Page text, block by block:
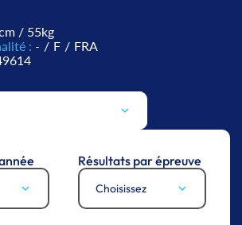
/ 55kg
: - / F / FRA
Résultats par épreuve
Choisissez